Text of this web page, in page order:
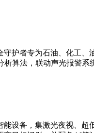
护者专为石油、化工、
算法，联动声光报警系
设备，集激光夜视、